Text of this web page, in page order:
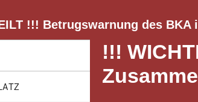
!!! Betrugswarnung des
!!!